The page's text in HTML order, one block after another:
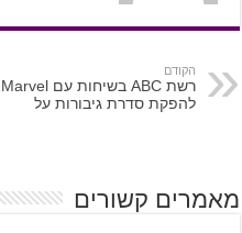
הקודם
רשת ABC בשיחות עם Marvel
להפקת סדרת גיבורות על
מאמרים קשורים